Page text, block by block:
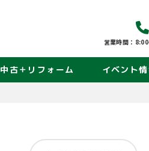
営業時間：
中古＋リフォーム イベント